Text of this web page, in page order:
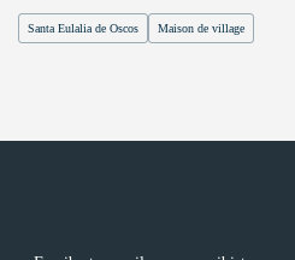
Santa Eulalia de Oscos Maison de village